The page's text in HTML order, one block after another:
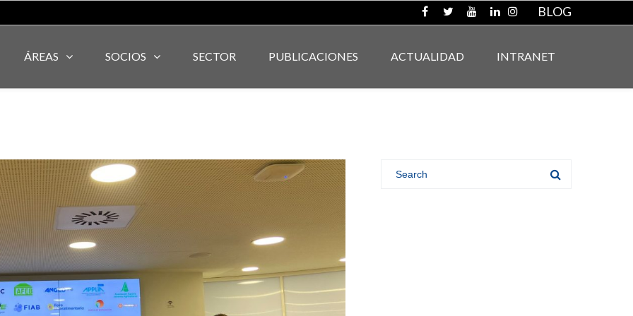
BLOG
ÁREAS SOCIOS SECTOR PUBLICACIONES ACTUALIDAD INTRANET